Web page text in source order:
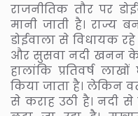
राजनीतिक तौर पर
मानी जाती है। राज्य
डोईवाला से विधायक
और सुसवा नदी खनन के
हालांकि प्रतिवर्ष
किया जाता है। लेकिन
से कराह उठी है। नदी